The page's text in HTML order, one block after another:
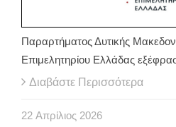
Παραρτήματος Δυτικής
Επιμελητηρίου Ελλάδας
Διαβάστε Περισσότερα
22 Απρίλιος 2026